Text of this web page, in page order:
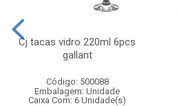
Cj tacas vidro 220ml 6pcs
gallant
Código: 500088
Embalagem: Unidade
Caixa Com: 6 Unidade(s)